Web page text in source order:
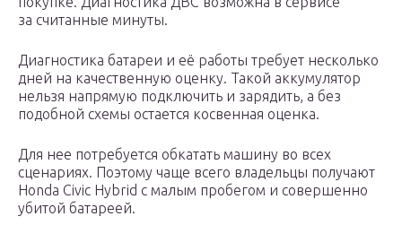
за считанные минуты.
Диагностика батареи и её работы требует несколько
дней на качественную оценку. Такой аккумулятор
нельзя напрямую подключить и зарядить, а без
подобной схемы остается косвенная оценка.
Для нее потребуется обкатать машину во всех
сценариях. Поэтому чаще всего владельцы получают
Honda Civic Hybrid с малым пробегом и совершенно
убитой батареей.